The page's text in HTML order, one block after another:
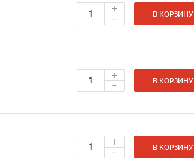
+
- В КОРЗИНУ
+
- В КОРЗИНУ
+
- В КОРЗИНУ